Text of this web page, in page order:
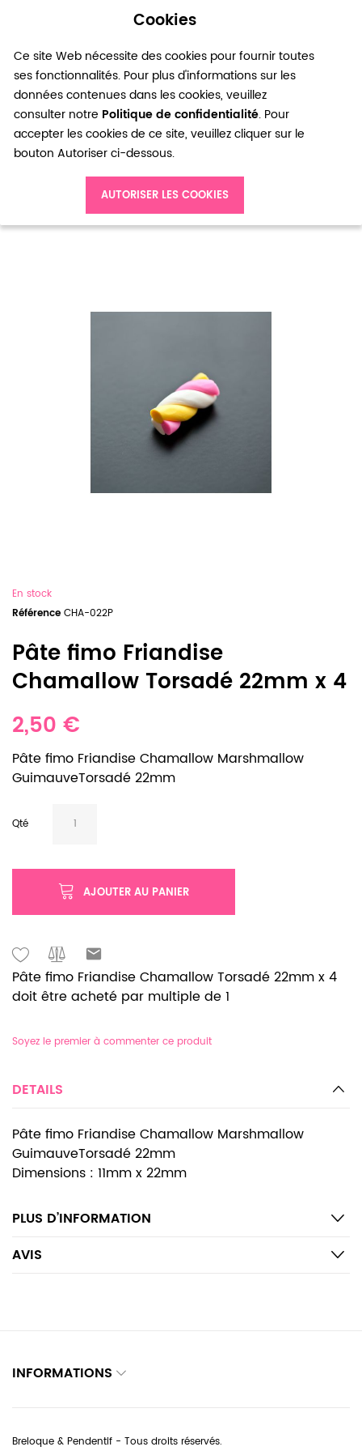
Cookies
Ce site Web nécessite des cookies pour fournir toutes
ses fonctionnalités. Pour plus d'informations sur les
données contenues dans les cookies, veuillez
consulter notre Politique de confidentialité. Pour
accepter les cookies de ce site, veuillez cliquer sur le
bouton Autoriser ci-dessous.
AUTORISER LES COOKIES
0
Pâte fimo Friandise Chamallow Torsadé 22mm x 4
En stock
Référence CHA-022P
Pâte fimo Friandise
Chamallow Torsadé 22mm x 4
2,50 €
Pâte fimo Friandise Chamallow Marshmallow
GuimauveTorsadé 22mm
Qté
AJOUTER AU PANIER
Pâte fimo Friandise Chamallow Torsadé 22mm x 4
doit être acheté par multiple de 1
Soyez le premier à commenter ce produit
DETAILS
Pâte fimo Friandise Chamallow Marshmallow
GuimauveTorsadé 22mm
Dimensions : 11mm x 22mm
PLUS D’INFORMATION
AVIS
INFORMATIONS
Breloque & Pendentif - Tous droits réservés.